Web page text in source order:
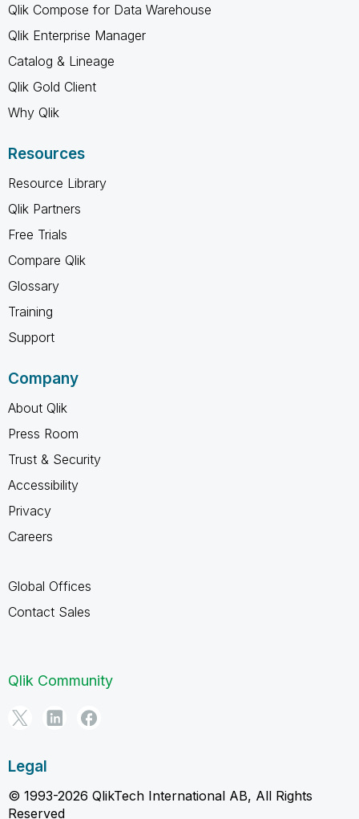
Qlik Compose for Data Warehouse
Qlik Enterprise Manager
Catalog & Lineage
Qlik Gold Client
Why Qlik
Resources
Resource Library
Qlik Partners
Free Trials
Compare Qlik
Glossary
Training
Support
Company
About Qlik
Press Room
Trust & Security
Accessibility
Privacy
Careers
Global Offices
Contact Sales
Qlik Community
Legal
© 1993-2026 QlikTech International AB, All Rights
Reserved